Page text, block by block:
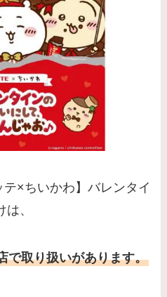
×ちいかわ】バレンタイ
、
で取り扱いがあります。